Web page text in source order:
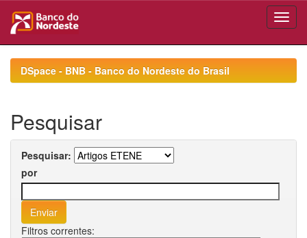
navigationDSpace - BNB - Banco do Nordeste do Brasil
Pesquisar
Pesquisar:
por
Filtros correntes: